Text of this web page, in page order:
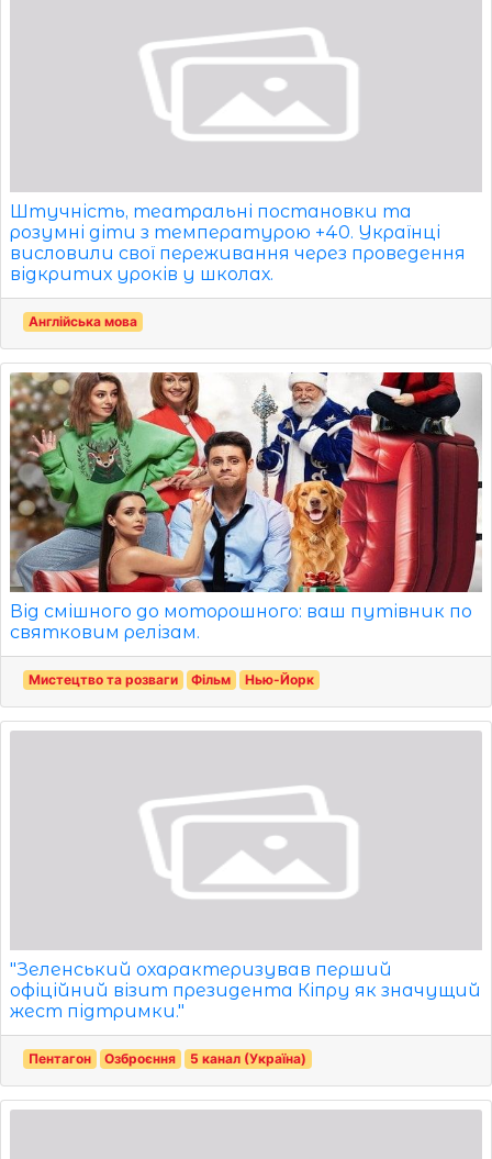
Штучність, театральні постановки та
розумні діти з температурою +40. Українці
висловили свої переживання через проведення
відкритих уроків у школах.
Англійська мова
Від смішного до моторошного: ваш путівник по
святковим релізам.
Мистецтво та розваги Фільм Нью-Йорк
"Зеленський охарактеризував перший
офіційний візит президента Кіпру як значущий
жест підтримки."
Пентагон Озброєння 5 канал (Україна)